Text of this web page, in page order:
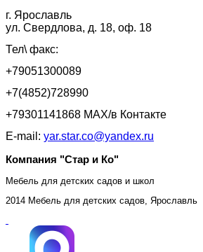
г. Ярославль
ул. Свердлова, д. 18, оф. 18
Тел\ факс:
+79051300089
+7(4852)728990
+79301141868 MAX/в Контакте
E-mail: yar.star.co@yandex.ru
Компания "Стар и Ко"
Мебель для детских садов и школ
2014 Мебель для детских садов, Ярославль